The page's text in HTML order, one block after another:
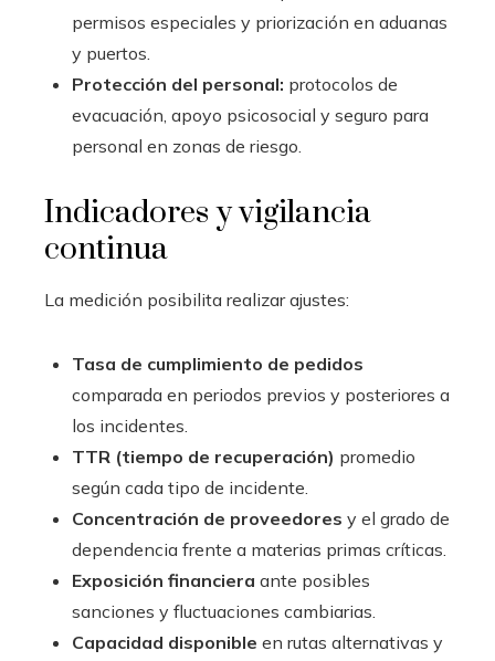
permisos especiales y priorización en aduanas
y puertos.
Protección del personal: protocolos de
evacuación, apoyo psicosocial y seguro para
personal en zonas de riesgo.
Indicadores y vigilancia
continua
La medición posibilita realizar ajustes:
Tasa de cumplimiento de pedidos
comparada en periodos previos y posteriores a
los incidentes.
TTR (tiempo de recuperación) promedio
según cada tipo de incidente.
Concentración de proveedores y el grado de
dependencia frente a materias primas críticas.
Exposición financiera ante posibles
sanciones y fluctuaciones cambiarias.
Capacidad disponible en rutas alternativas y